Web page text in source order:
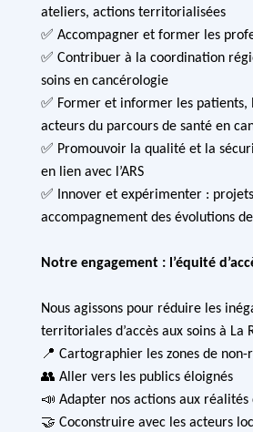
ateliers, actions territorialisées
✅ Accompagner et former les
✅ Contribuer à la coordination
soins en cancérologie
✅ Former et informer les patients,
acteurs du parcours de santé en
✅ Promouvoir la qualité et la
en lien avec l’ARS
✅ Innover et expérimenter :
accompagnement des évolutions
Notre engagement : l’équité
Nous agissons pour réduire les
territoriales d’accès aux soins à La
📍 Cartographier les zones de non-
👥 Aller vers les publics éloignés
📣 Adapter nos actions aux
🤝 Coconstruire avec les acteurs